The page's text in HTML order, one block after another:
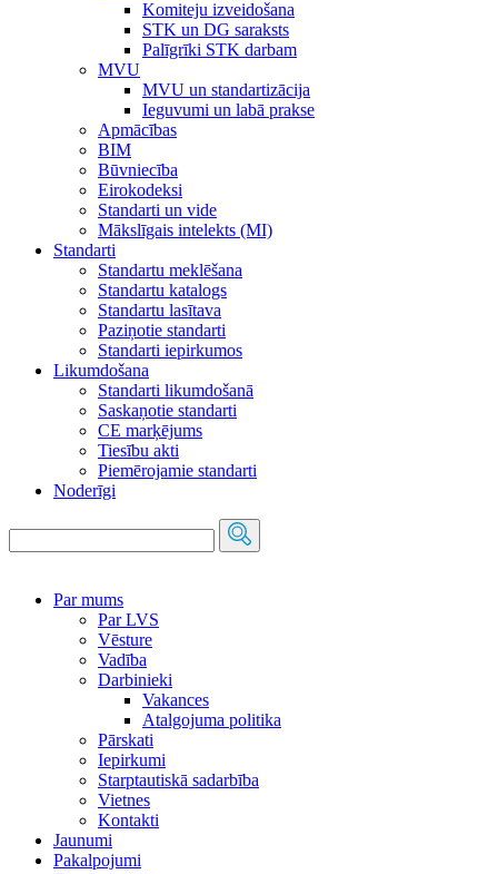
Komiteju izveidošana
STK un DG saraksts
Palīgrīki STK darbam
MVU
MVU un standartizācija
Ieguvumi un labā prakse
Apmācības
BIM
Būvniecība
Eirokodeksi
Standarti un vide
Mākslīgais intelekts (MI)
Standarti
Standartu meklēšana
Standartu katalogs
Standartu lasītava
Paziņotie standarti
Standarti iepirkumos
Likumdošana
Standarti likumdošanā
Saskaņotie standarti
CE marķējums
Tiesību akti
Piemērojamie standarti
Noderīgi
Par mums
Par LVS
Vēsture
Vadība
Darbinieki
Vakances
Atalgojuma politika
Pārskati
Iepirkumi
Starptautiskā sadarbība
Vietnes
Kontakti
Jaunumi
Pakalpojumi